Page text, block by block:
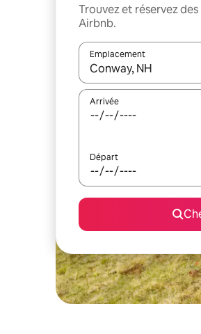
Trouvez et réservez
Airbnb.
Emplacement
Quand les résultats sont
Arrivée
Départ